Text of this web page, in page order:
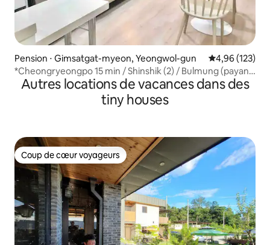
Pension ⋅ Gimsatgat-myeon, Yeongwol-gun Évaluation
4,96 (123)
*Cheongryeongpo 15 min / Shinshik (2) / Bulmung (payant)
/ Projecteur / Kimssatgat-myeon, Yeongwol-gun, Vallée /
Autres locations de vacances dans des
tiny houses
Coup de cœur voyageurs
Coup de cœur voyageurs